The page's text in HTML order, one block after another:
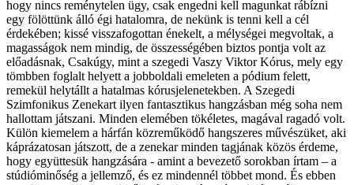
hogy nincs reménytelen ügy, csak engedni kell magunkat rábízni
egy fölöttünk álló égi hatalomra, de nekünk is tenni kell a cél
érdekében; kissé visszafogottan énekelt, a mélységei megvoltak, a
magasságok nem mindig, de összességében biztos pontja volt az
előadásnak, Csakúgy, mint a szegedi Vaszy Viktor Kórus, mely egy
tömbben foglalt helyett a jobboldali emeleten a pódium felett,
remekül helytállt a hatalmas kórusjelenetekben. A Szegedi
Szimfonikus Zenekart ilyen fantasztikus hangzásban még soha nem
hallottam játszani. Minden elemében tökéletes, magával ragadó volt.
Külön kiemelem a hárfán közreműködő hangszeres művészüket, aki
káprázatosan játszott, de a zenekar minden tagjának közös érdeme,
hogy együttesük hangzására - amint a bevezető sorokban írtam – a
stúdióminőség a jellemző, és ez mindennél többet mond. És ebben